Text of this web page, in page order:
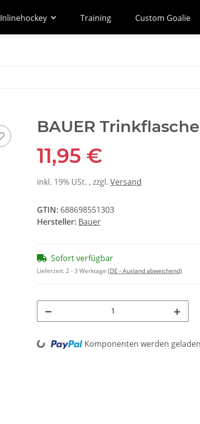
Inlinehockey Training Custom Goalie
BAUER
11,95 €
inkl. 19% USt. , zzgl. Versand
GTIN: 688698551303
Hersteller: Bauer
Sofort verfügbar
Lieferzeit:2 - 3 Werktage (DE - Ausland abweichend)
Loading... Komponenten werden